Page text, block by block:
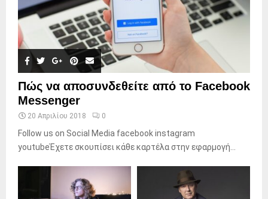
Πώς να αποσυνδεθείτε από το Facebook
Messenger
20 Απριλίου 2018 0
Follow us on Social Media facebook instagram
youtubeΈχετε σκουπίσει κάθε καρτέλα στην εφαρμογή...